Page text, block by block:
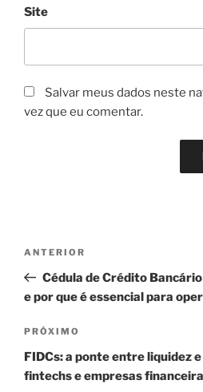
Site
Salvar meus dados neste
vez que eu comentar.
Post
Post
anterior
ANTERIOR
Cédula de Crédito
e por que é essencial para
Próximo
post
PRÓXIMO
FIDCs: a ponte entre liquidez
fintechs e empresas